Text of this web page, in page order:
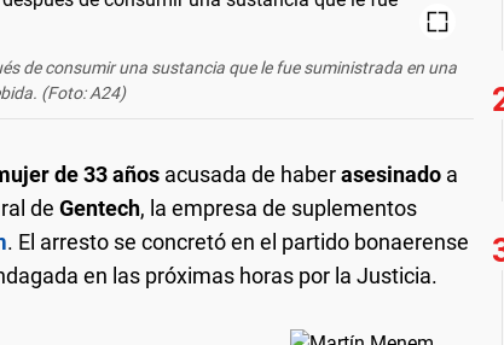
de consumir una sustancia que le fue suministrada en una
(Foto: A24)
de 33 años acusada de haberasesinado a
de Gentech, la empresa de suplementos
. El arresto se concretó en el partido bonaerense
en las próximas horas por la Justicia.